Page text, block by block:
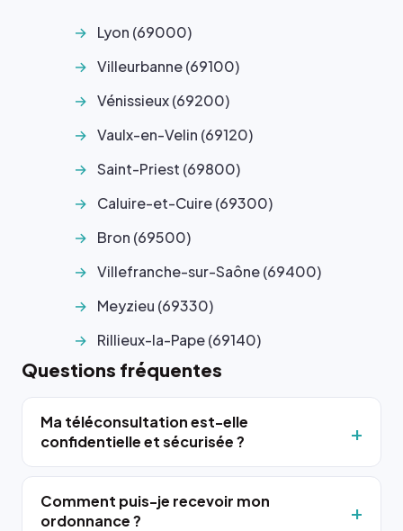
Lyon (69000)
Villeurbanne (69100)
Vénissieux (69200)
Vaulx-en-Velin (69120)
Saint-Priest (69800)
Caluire-et-Cuire (69300)
Bron (69500)
Villefranche-sur-Saône (69400)
Meyzieu (69330)
Rillieux-la-Pape (69140)
Questions fréquentes
Ma téléconsultation est-elle
confidentielle et sécurisée ?
Comment puis-je recevoir mon
ordonnance ?